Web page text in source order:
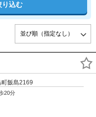
り込む
飯島2169
20分